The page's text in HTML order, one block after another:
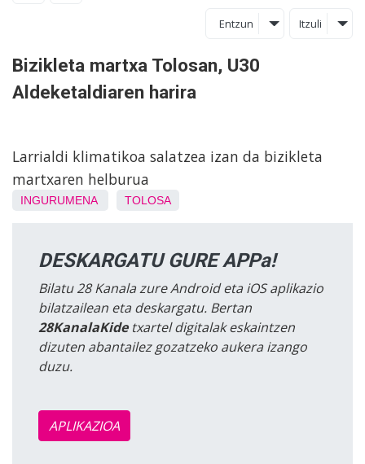
Entzun Itzuli
Bizikleta martxa Tolosan, U30
Aldeketaldiaren harira
Larrialdi klimatikoa salatzea izan da bizikleta
martxaren helburua
INGURUMENA TOLOSA
DESKARGATU GURE APPa!
Bilatu 28 Kanala zure Android eta iOS aplikazio
bilatzailean eta deskargatu. Bertan
28KanalaKidetxartel digitalak eskaintzen
dizuten abantailez gozatzeko aukera izango
duzu.
APLIKAZIOA